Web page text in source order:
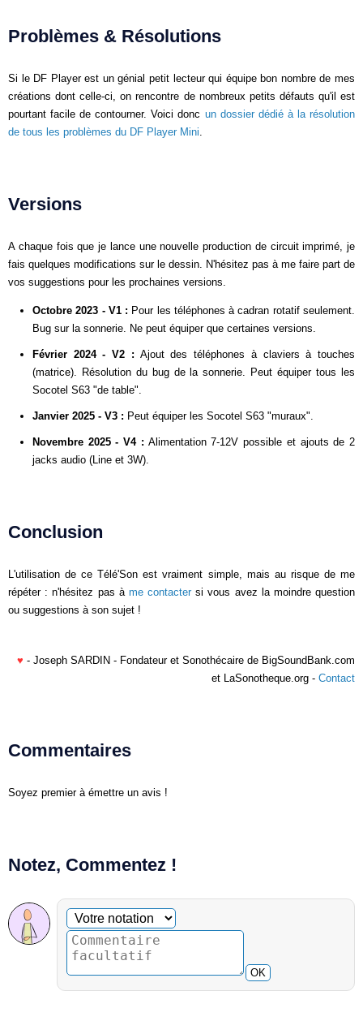
Problèmes & Résolutions
Si le DF Player est un génial petit lecteur qui équipe bon nombre de mes
créations dont celle-ci, on rencontre de nombreux petits défauts qu'il est
pourtant facile de contourner. Voici donc un dossier dédié à la résolution
de tous les problèmes du DF Player Mini
Versions
A chaque fois que je lance une nouvelle production de circuit imprimé, je
fais quelques modifications sur le dessin. N'hésitez pas à me faire part de
vos suggestions pour les prochaines versions.
Octobre 2023 - V1 : Pour les téléphones à cadran rotatif seulement.
Bug sur la sonnerie. Ne peut équiper que certaines versions.
Février 2024 - V2 : Ajout des téléphones à claviers à touches
(matrice). Résolution du bug de la sonnerie. Peut équiper tous les
Socotel S63 "de table".
Janvier 2025 - V3 : Peut équiper les Socotel S63 "muraux".
Novembre 2025 - V4 : Alimentation 7-12V possible et ajouts de 2
jacks audio (Line et 3W).
Conclusion
L'utilisation de ce Télé'Son est vraiment simple, mais au risque de me
répéter : n'hésitez pas à me contacter si vous avez la moindre question
ou suggestions à son sujet !
♥ - Joseph SARDIN - Fondateur et Sonothécaire de BigSoundBank.com
et LaSonotheque.org - Contact
Commentaires
Soyez premier à émettre un avis !
Notez, Commentez !
Commentaire facultatif
Votre notation
OK